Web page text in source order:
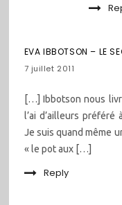
EVA IBBOTSON – LE
7 juillet 2011
[…] Ibbotson nous
l’ai d’ailleurs préféré
Je suis quand même
« le pot aux […]
Reply